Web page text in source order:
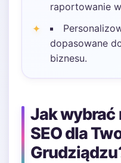
raportowanie
dopasowane
biznesu.
Jak wybrać
SEO dla